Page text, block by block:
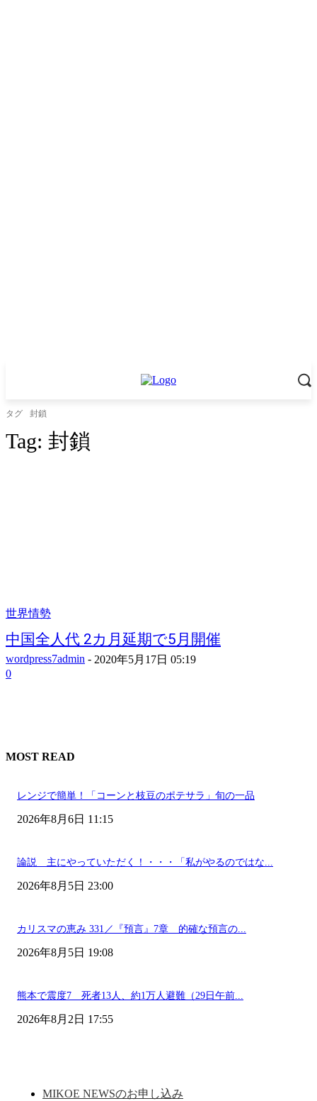
タグ 封鎖
Tag: 封鎖
世界情勢
中国全人代 2カ月延期で5月開催
wordpress7admin - 2020年5月17日 05:19
0
MOST READ
レンジで簡単！「コーンと枝豆のポテサラ」旬の一品
2026年8月6日 11:15
論説 主にやっていただく！・・・「私がやるのではな...
2026年8月5日 23:00
カリスマの恵み 331／『預言』7章 的確な預言の...
2026年8月5日 19:08
熊本で震度7 死者13人、約1万人避難（29日午前...
2026年8月2日 17:55
MIKOE NEWSのお申し込み